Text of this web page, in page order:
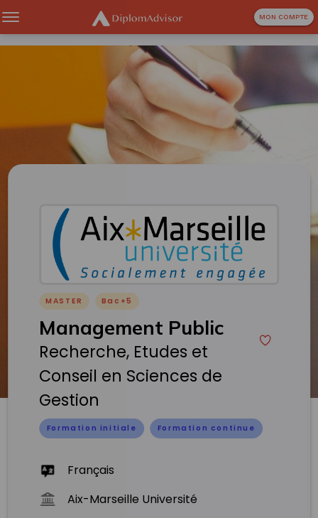
MON COMPTE
MASTER Bac+5
Management Public
Recherche, Etudes et
Conseil en Sciences de
Gestion
Formation initiale Formation continue
Français
Aix-Marseille Université